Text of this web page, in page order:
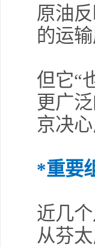
原油
的运输
但它“
更广
京决
*重要
近几
从芬